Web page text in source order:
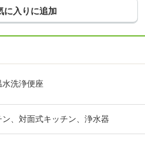
洗浄便座
、対面式キッチン、浄水器